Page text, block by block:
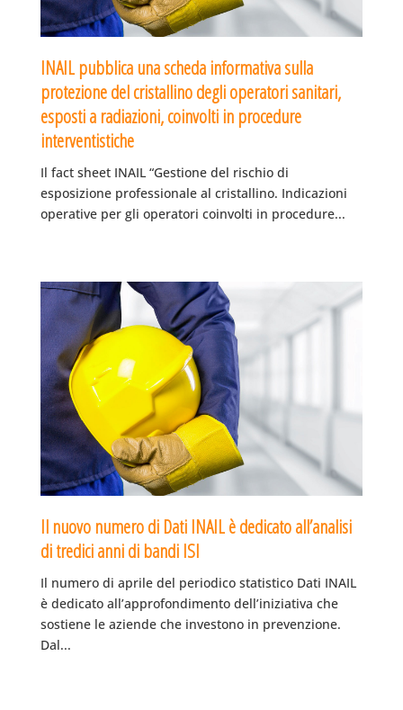
INAIL pubblica una scheda informativa sulla
protezione del cristallino degli operatori sanitari,
esposti a radiazioni, coinvolti in procedure
interventistiche
Il fact sheet INAIL “Gestione del rischio di
esposizione professionale al cristallino. Indicazioni
operative per gli operatori coinvolti in procedure...
Il nuovo numero di Dati INAIL è dedicato all’analisi
di tredici anni di bandi ISI
Il numero di aprile del periodico statistico Dati INAIL
è dedicato all’approfondimento dell’iniziativa che
sostiene le aziende che investono in prevenzione.
Dal...